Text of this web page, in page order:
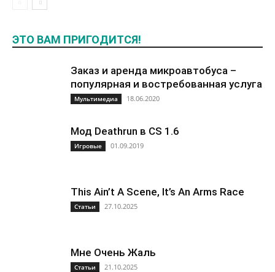
ЭТО ВАМ ПРИГОДИТСЯ!
Заказ и аренда микроавтобуса –
популярная и востребованная услуга
Мультимедиа 18.06.2020
Мод Deathrun в CS 1.6
Игровые 01.09.2019
This Ain’t A Scene, It’s An Arms Race
Статьи 27.10.2025
Мне Очень Жаль
Статьи 21.10.2025